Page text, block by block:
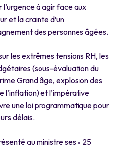
l’urgence à agir face aux
et la crainte d’un
des personnes âgées.
les extrêmes tensions RH, les
(sous-évaluation du
Grand âge, explosion des
l’inflation) et l’impérative
une loi programmatique pour
délais.
au ministre ses « 25